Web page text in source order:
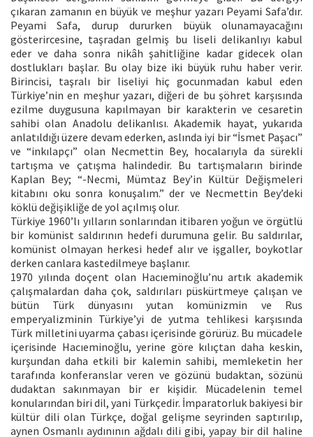
çıkaran zamanın en büyük ve meşhur yazarı Peyami Safa’dır.
Peyami Safa, durup dururken büyük olunamayacağını
gösterircesine, taşradan gelmiş bu liseli delikanlıyı kabul
eder ve daha sonra nikâh şahitliğine kadar gidecek olan
dostlukları başlar. Bu olay bize iki büyük ruhu haber verir.
Birincisi, taşralı bir liseliyi hiç gocunmadan kabul eden
Türkiye’nin en meşhur yazarı, diğeri de bu şöhret karşısında
ezilme duygusuna kapılmayan bir karakterin ve cesaretin
sahibi olan Anadolu delikanlısı. Akademik hayat, yukarıda
anlatıldığı üzere devam ederken, aslında iyi bir “İsmet Paşacı”
ve “inkılapçı” olan Necmettin Bey, hocalarıyla da sürekli
tartışma ve çatışma halindedir. Bu tartışmaların birinde
Kaplan Bey; “-Necmi, Mümtaz Bey’in Kültür Değişmeleri
kitabını oku sonra konuşalım.” der ve Necmettin Bey’deki
köklü değişikliğe de yol açılmış olur.
Türkiye 1960’lı yılların sonlarından itibaren yoğun ve örgütlü
bir komünist saldırının hedefi durumuna gelir. Bu saldırılar,
komünist olmayan herkesi hedef alır ve işgaller, boykotlar
derken canlara kastedilmeye başlanır.
1970 yılında doçent olan Hacıeminoğlu’nu artık akademik
çalışmalardan daha çok, saldırıları püskürtmeye çalışan ve
bütün Türk dünyasını yutan komünizmin ve Rus
emperyalizminin Türkiye’yi de yutma tehlikesi karşısında
Türk milletini uyarma çabası içerisinde görürüz. Bu mücadele
içerisinde Hacıeminoğlu, yerine göre kılıçtan daha keskin,
kurşundan daha etkili bir kalemin sahibi, memleketin her
tarafında konferanslar veren ve gözünü budaktan, sözünü
dudaktan sakınmayan bir er kişidir. Mücadelenin temel
konularından biri dil, yani Türkçedir. İmparatorluk bakiyesi bir
kültür dili olan Türkçe, doğal gelişme seyrinden saptırılıp,
aynen Osmanlı aydınının ağdalı dili gibi, yapay bir dil haline